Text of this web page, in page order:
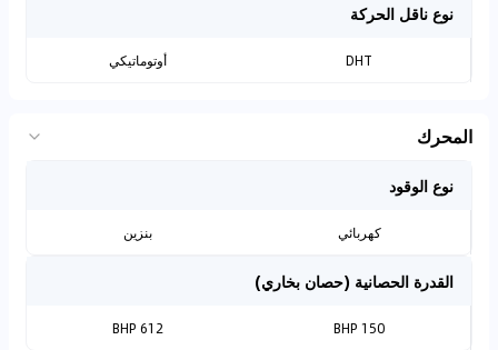
نوع ناقل الحركة
DHT أوتوماتيكي
المحرك
نوع الوقود
كهربائي بنزين
القدرة الحصانية (حصان بخاري)
150 BHP
612 BHP